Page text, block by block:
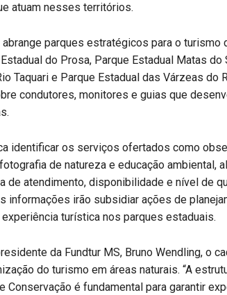
atuam nesses territórios.
abrange parques estratégicos para o turismo
do Prosa, Parque Estadual Matas do
Taquari e Parque Estadual das Várzeas do
condutores, monitores e guias que
identificar os serviços ofertados como
de natureza e educação ambiental,
de atendimento, disponibilidade e nível de
informações irão subsidiar ações de
turística nos parques estaduais.
da Fundtur MS, Bruno Wendling, o
do turismo em áreas naturais. “A
Conservação é fundamental para garantir